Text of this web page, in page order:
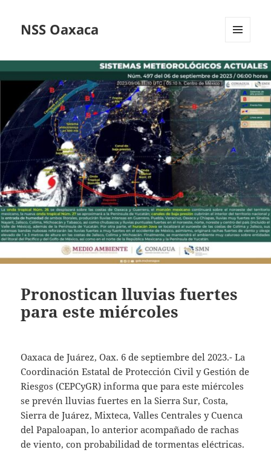
NSS Oaxaca
WIDGETS
Pronostican lluvias fuertes
para este miércoles
Oaxaca de Juárez, Oax. 6 de septiembre del 2023.- La
Coordinación Estatal de Protección Civil y Gestión de
Riesgos (CEPCyGR) informa que para este miércoles
se prevén lluvias fuertes en la Sierra Sur, Costa,
Sierra de Juárez, Mixteca, Valles Centrales y Cuenca
del Papaloapan, lo anterior acompañado de rachas
de viento, con probabilidad de tormentas eléctricas.